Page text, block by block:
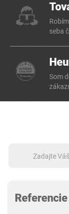
seba
Som